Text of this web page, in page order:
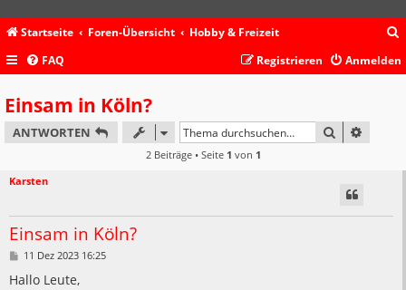
Startseite Foren-Übersicht Hobby & Freizeit
c
FAQ Anmelden
Registrieren
Einsam in Köln?
ANTWORTEN SUCHE
2 Beiträge • Seite 1 von 1
Karsten
Einsam in Köln?
B
i
11 Dez 2023 16:25
Hallo Leute,